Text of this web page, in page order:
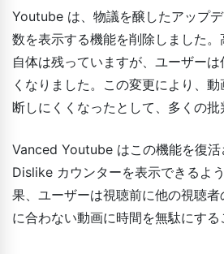
Youtube は、物議を醸したアップ
数を表示する機能を削除しました
自体は残っていますが、ユーザー
くなりました。この変更により、
断しにくくなったとして、多くの批
Vanced Youtube はこの機能を復
Dislike カウンターを表示できるよ
果、ユーザーは視聴前に他の視聴
に合わない動画に時間を無駄にする